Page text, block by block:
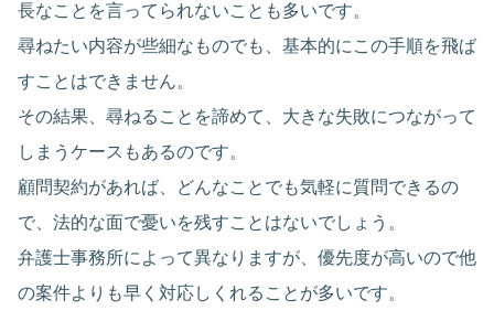
長なことを言ってられないことも多いです。
尋ねたい内容が些細なものでも、基本的にこの手順を飛ば
すことはできません。
その結果、尋ねることを諦めて、大きな失敗につながって
しまうケースもあるのです。
顧問契約があれば、どんなことでも気軽に質問できるの
で、法的な面で憂いを残すことはないでしょう。
弁護士事務所によって異なりますが、優先度が高いので他
の案件よりも早く対応しくれることが多いです。